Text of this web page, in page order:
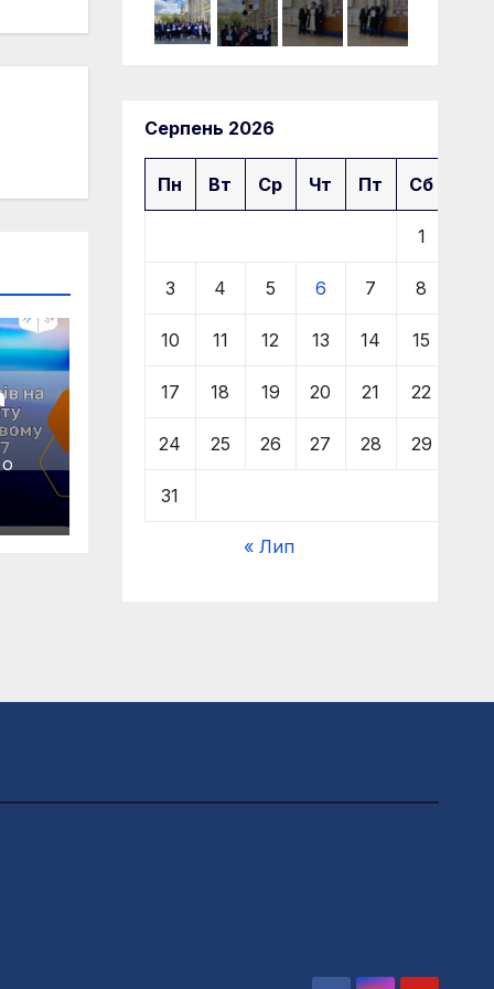
Серпень 2026
Пн Вт Ср Чт Пт Сб
1
3 4 5 6 7 8
10 11 12 13 14 15
17 18 19 20 21 22
24 25 26 27 28 29
31
« Лип